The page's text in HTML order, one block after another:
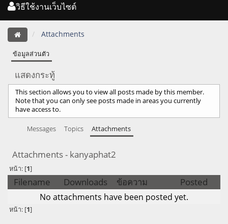
วิธีใช้งานเว็บไซต์
Attachments
ข้อมูลส่วนตัว
แสดงกระทู้
This section allows you to view all posts made by this member.
Note that you can only see posts made in areas you currently
have access to.
Messages Topics Attachments
Attachments - kanyaphat2
หน้า: [1]
Filename Downloads ข้อความ Posted
No attachments have been posted yet.
หน้า: [1]